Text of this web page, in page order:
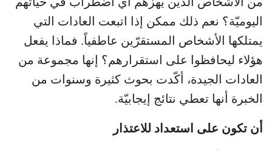
اليوميّة؟ نعم ذلك ممكن إذا اتبعت العادات التي
يمتلكها الأشخاص المستقرّين عاطفياً. فماذا يفعل
هؤلاء ليحافظوا على استقرارهم؟ إنها مجموعة من
العادات الجيدة، أكّدت بحوث كثيرة وسنوات من
الخبرة أنها تعطي نتائج إيجابيّة.
أن تكون على استعداد للاعتذار